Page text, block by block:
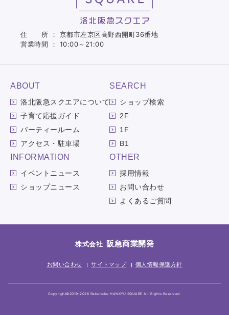
住 所 ： 京都市左京区高野西開町36番地
営業時間 ： 10:00～21:00
ABOUT
洛北阪急スクエアについて
子育て応援ガイド
パーティールーム
アクセス・駐車場
SEARCH
ショップ検索
2F
1F
B1
INFORMATION
イベントニュース
ショップニュース
OTHER
採用情報
お問い合わせ
よくあるご質問
株式会社 阪急商業開発
お問い合わせ サイトマップ 個人情報保護方針
Copyright©2019-2026 Rakuhoku HANKYU SQUARE All Rights Reserved.